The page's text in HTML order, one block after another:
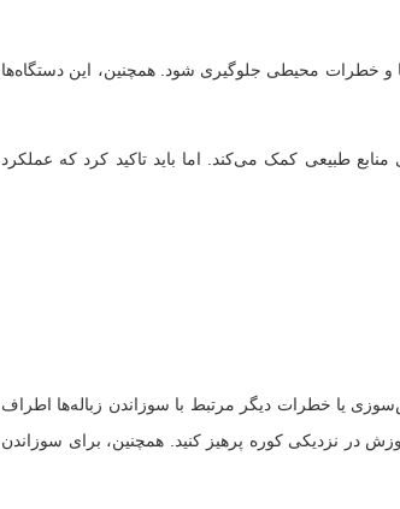
و خطرات محیطی جلوگیری شود. همچنین، این دستگاه‌ها
طبیعی کمک می‌کند. اما باید تاکید کرد که عملکرد
یا خطرات دیگر مرتبط با سوزاندن زباله‌ها اطراف
در نزدیکی کوره پرهیز کنید. همچنین، برای سوزاندن